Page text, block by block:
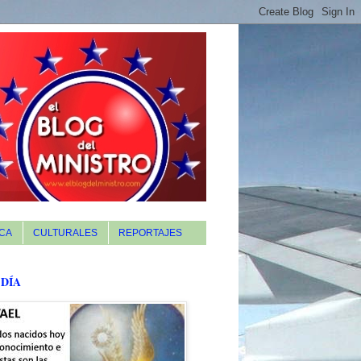
CULTURALES REPORTAJES